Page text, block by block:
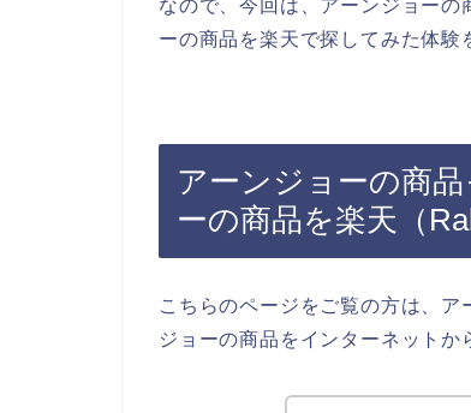
なので、今回は、アーンジョーの
ーの商品を楽天で探してみた体
アーンジョーの商
ーの商品を楽天（
こちらのページをご覧の方は、
ジョーの商品をインターネットか